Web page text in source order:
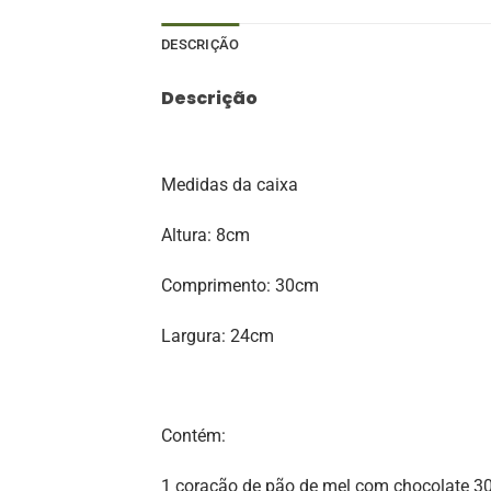
DESCRIÇÃO
Descrição
Medidas da caixa
Altura: 8cm
Comprimento: 30cm
Largura: 24cm
Contém:
1 coração de pão de mel com chocolate